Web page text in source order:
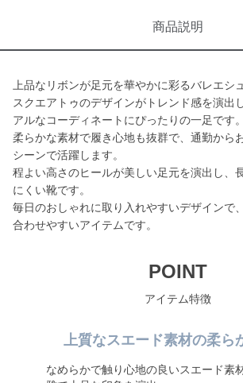
商品説明
上品なリボンが足元を華やかに彩るバレエシ
スクエアトゥのデザインがトレンド感を演出
アルなコーディネートにぴったりの一足です。
柔らかな素材で履き心地も抜群で、通勤から
シーンで活躍します。
程よい高さのヒールが美しい足元を演出し、
にくい靴です。
毎日のおしゃれに取り入れやすいデザインで
合わせやすいアイテムです。
POINT
アイテム特徴
上質なスエード素材の柔ら
なめらかで触り心地の良いスエード素